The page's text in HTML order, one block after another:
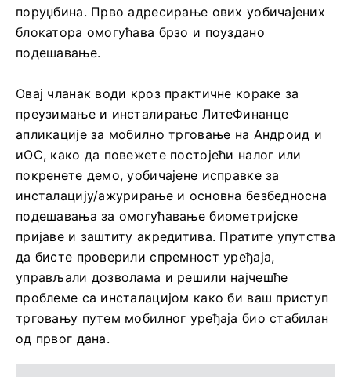
поруџбина. Прво адресирање ових уобичајених
блокатора омогућава брзо и поуздано
подешавање.
Овај чланак води кроз практичне кораке за
преузимање и инсталирање ЛитеФинанце
апликације за мобилно трговање на Андроид и
иОС, како да повежете постојећи налог или
покренете демо, уобичајене исправке за
инсталацију/ажурирање и основна безбедносна
подешавања за омогућавање биометријске
пријаве и заштиту акредитива. Пратите упутства
да бисте проверили спремност уређаја,
управљали дозволама и решили најчешће
проблеме са инсталацијом како би ваш приступ
трговању путем мобилног уређаја био стабилан
од првог дана.